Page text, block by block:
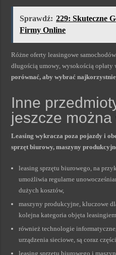
Sprawdź: 229: Skuteczne
Firmy Online
Różne oferty leasingowe
długością umowy, wysokością
porównać, aby wybrać
Inne
jeszcze
Leasing wykracza poza pojazdy i
sprzęt biurowy, maszyny
leasing sprzętu biurowego, na
umożliwia regularne
dużych kosztów,
maszyny produkcyjne, kluczowe
kolejna kategoria objęta
również technologie
urządzenia sieciowe, są coraz
leasing sprzętu biurowego i